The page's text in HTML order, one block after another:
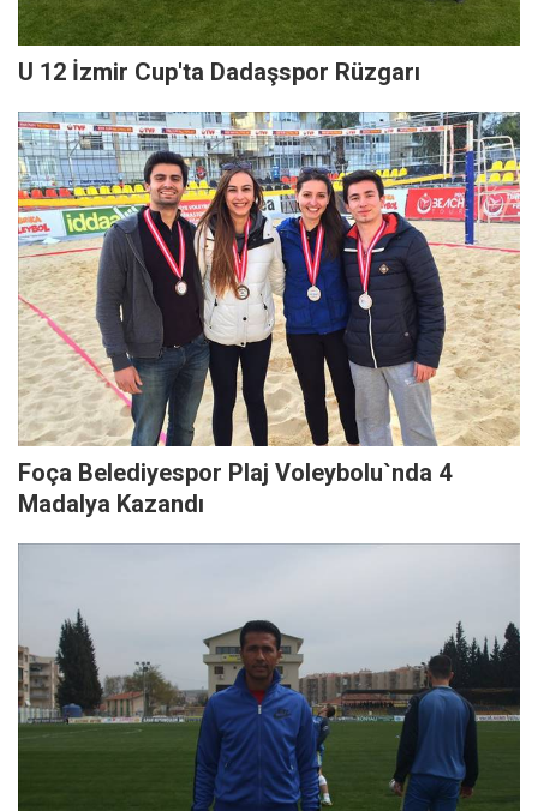
U 12 İzmir Cup'ta Dadaşspor Rüzgarı
Foça Belediyespor Plaj Voleybolu`nda 4
Madalya Kazandı